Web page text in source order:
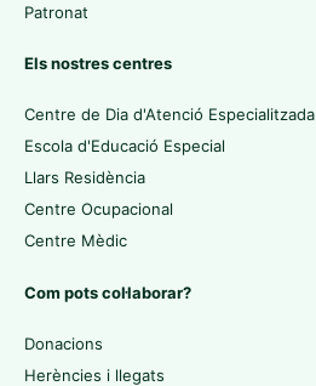
Patronat
Els nostres centres
Centre de Dia d'Atenció Especialitzada
Escola d'Educació Especial
Llars Residència
Centre Ocupacional
Centre Mèdic
Com pots col·laborar?
Donacions
Herències i llegats